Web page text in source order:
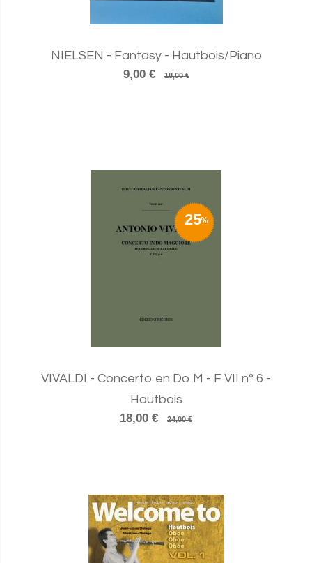
NIELSEN - Fantasy - Hautbois/Piano
9,00 €
18,00 €
25
VIVALDI - Concerto en Do M - F VII n° 6 -
Hautbois
18,00 €
24,00 €